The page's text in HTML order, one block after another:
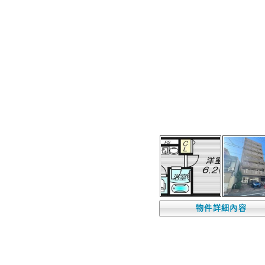
物件詳細內容